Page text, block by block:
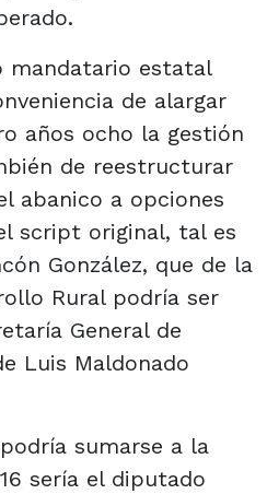
mandatario estatal
de alargar
años ocho la gestión
de reestructurar
abanico a opciones
script original, tal es
González, que de la
Rural podría ser
General de
Luis Maldonado
sumarse a la
sería el diputado